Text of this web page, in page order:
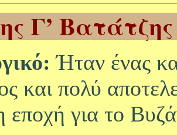
Γ’Βατάτζης
Ήταν ένας
και πολύ
εποχή για το